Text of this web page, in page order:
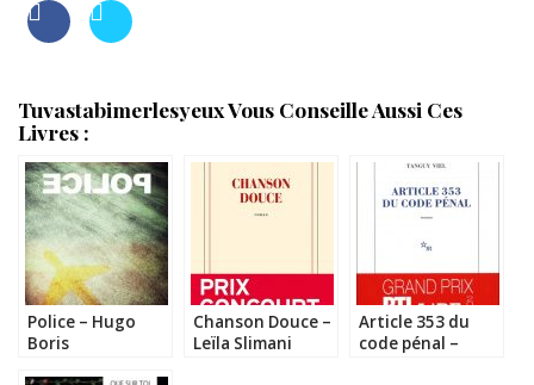
Tuvastabimerlesyeux Vous Conseille Aussi Ces
Livres :
Police – Hugo
Boris
Chanson Douce –
Leïla Slimani
Article 353 du
code pénal –